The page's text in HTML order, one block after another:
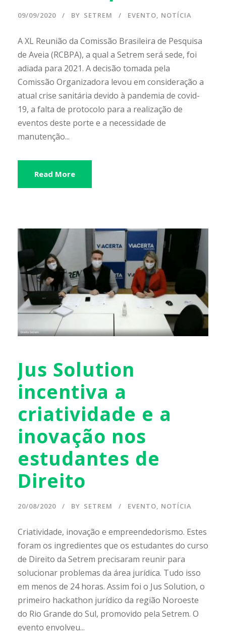
09/09/2020 BY SETREM EVENTO, NOTÍCIA
A XL Reunião da Comissão Brasileira de Pesquisa
de Aveia (RCBPA), a qual a Setrem será sede, foi
adiada para 2021. A decisão tomada pela
Comissão Organizadora levou em consideração a
atual crise sanitária devido à pandemia de covid-
19, a falta de protocolo para a realização de
eventos deste porte e a necessidade de
manutenção...
Read More
Jus Solution
incentiva a
criatividade e a
inovação nos
estudantes de
Direito
20/08/2020 BY SETREM EVENTO, NOTÍCIA
Criatividade, inovação e empreendedorismo. Estes
foram os ingredientes que os estudantes do curso
de Direito da Setrem precisaram reunir para
solucionar problemas da área jurídica. Tudo isso
em menos de 24 horas. Assim foi o Jus Solution, o
primeiro hackathon jurídico da região Noroeste
do Rio Grande do Sul, promovido pela Setrem. O
evento envolveu...